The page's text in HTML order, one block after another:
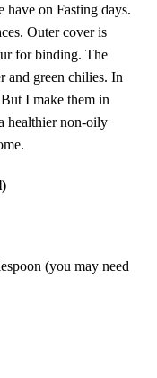
have on Fasting days.
Outer cover is
for binding. The
and green chilies. In
I make them in
healthier non-oily
(you may need